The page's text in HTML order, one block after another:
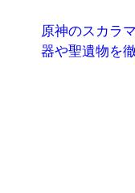
原神のスカラ
器や聖遺物を